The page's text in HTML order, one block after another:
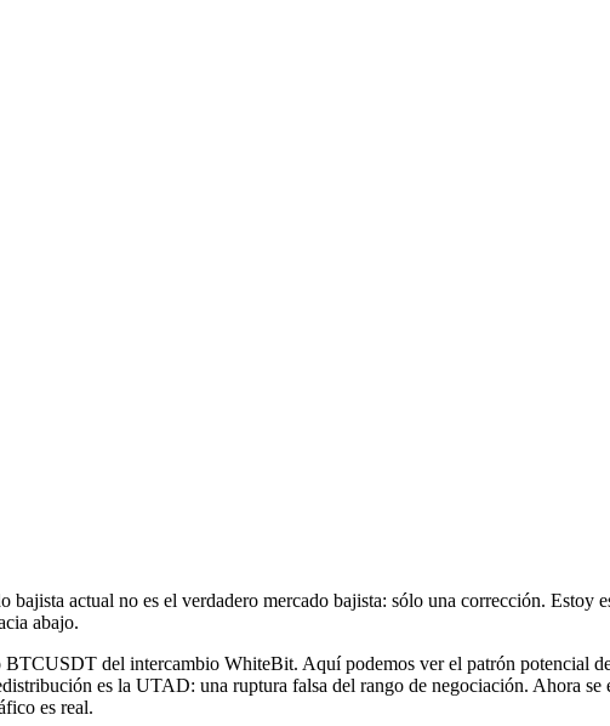
actual no es el verdadero mercado bajista: sólo una corrección. Estoy
abajo.
del intercambio WhiteBit. Aquí podemos ver el patrón potencial
es la UTAD: una ruptura falsa del rango de negociación. Ahora
es real.